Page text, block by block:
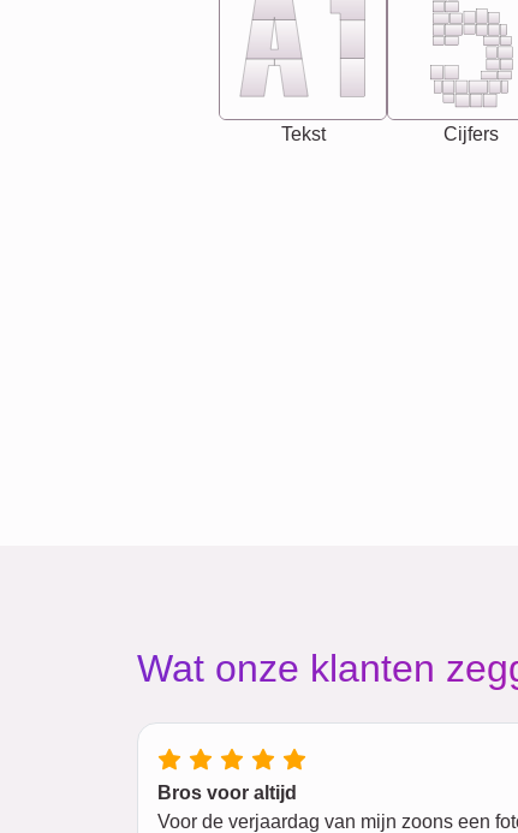
Tekst Cijfers
Wat onze klanten
Bros voor altijd
Voor de verjaardag van mijn zoons een